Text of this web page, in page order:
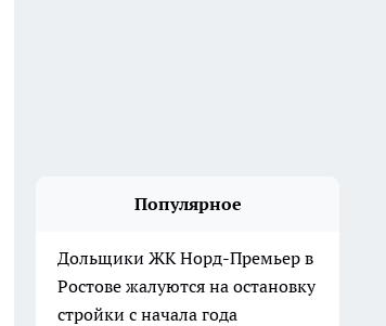
Популярное
Дольщики ЖК Норд-Премьер в
Ростове жалуются на остановку
стройки с начала года